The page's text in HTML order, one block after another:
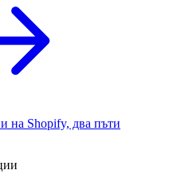
на Shopify, два пъти